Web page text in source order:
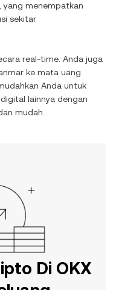
, yang menempatkan
sekitar
real-time. Anda juga
ke mata uang
Anda untuk
lainnya dengan
mudah.
Di OKX